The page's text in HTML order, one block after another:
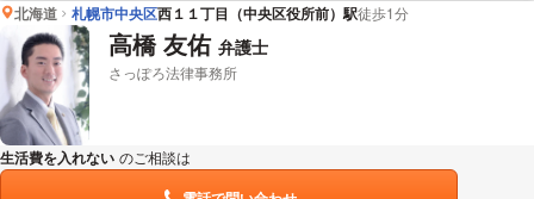
北海道 札幌市中央区西１１丁目（中央区役所前）駅徒歩1分
高橋 友佑 弁護士
さっぽろ法律事務所
生活費を入れない のご相談は